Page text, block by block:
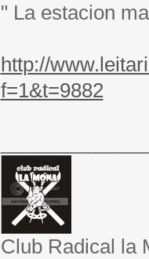
" La estacion
http://
f=1&t=9882
Club Radical la